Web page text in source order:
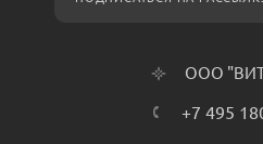
ООО
+7 495